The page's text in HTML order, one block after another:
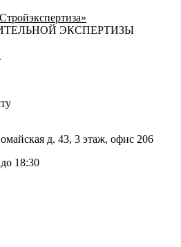
ЭКСПЕРТИЗЫ
д. 43, 3 этаж, офис 206
18:30